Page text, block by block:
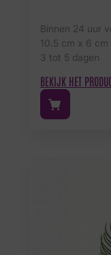
Binnen 24 uur
10.5 cm x 6 cm
3 tot 5 dagen
BEKIJK HET